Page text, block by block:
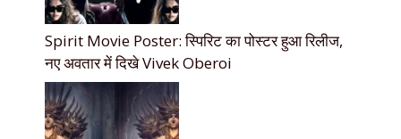
Spirit Movie Poster: स्पिरिट का पोस्टर हुआ रिलीज,
नए अवतार में दिखे Vivek Oberoi